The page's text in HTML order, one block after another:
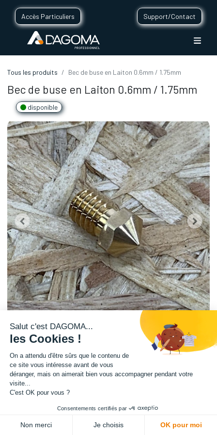
Accès Particuliers Support/Contact
Tous les produits Bec de buse en Laiton 0.6mm / 1.75mm
Bec de buse en Laiton 0.6mm / 1.75mm
disponible
Ce bec de buse en laiton 0.60 mm, imprime des filaments de 1.75 mm.
Dagoma vous permet de changer votre bec de buse vous-même.
Attention l'opération de modification de buse est à faire, seulement si
vous avez les connaissances nécessaires pour le faire vous-même. En
cas de dégradation de votre imprimante, vous perdrez automatiquement
la garantie et au service après-vente Dagoma. En cas de questions, nous
Salut c'est DAGOMA...
les Cookies !
On a attendu d'être sûrs que le contenu de
ce site vous intéresse avant de vous
déranger, mais on aimerait bien vous accompagner pendant votre
visite...
C'est OK pour vous ?
Consentements certifiés par
Non merci Je choisis OK pour moi